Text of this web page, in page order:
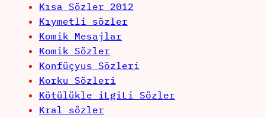
Kısa Sözler 2012
Kıymetli sözler
Komik Mesajlar
Komik Sözler
Konfüçyus Sözleri
Korku Sözleri
Kötülükle iLgiLi Sözler
Kral sözler